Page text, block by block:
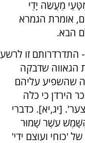
מַעֲשֵׂה יָדַי
אומרת הגמרא
הבא.
התדרדרותם זו לרשע
הגאווה שדבקה
שהשפיע עליהם
הירדן כי כלה
[יג,יא]. כדברי
עֹשֶׁר שָׁמוּר
'כוחי ועוצם ידי'